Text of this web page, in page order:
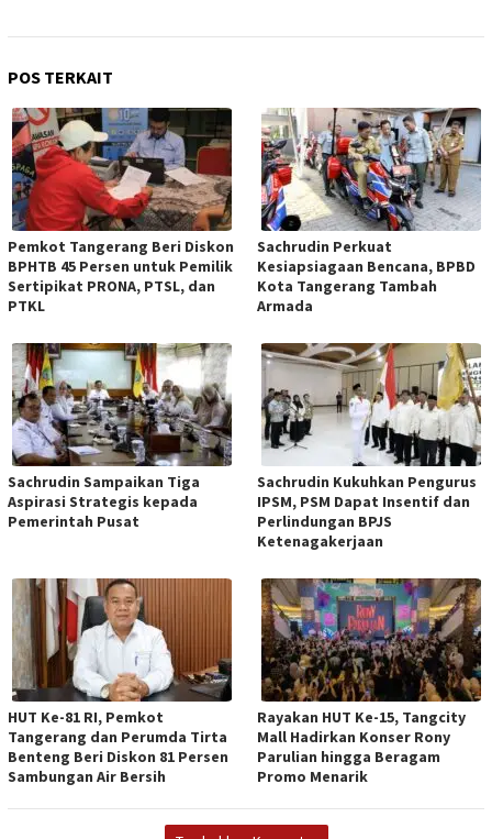
POS TERKAIT
Pemkot Tangerang Beri Diskon
BPHTB 45 Persen untuk Pemilik
Sertipikat PRONA, PTSL, dan
PTKL
Sachrudin Perkuat
Kesiapsiagaan Bencana, BPBD
Kota Tangerang Tambah
Armada
Sachrudin Sampaikan Tiga
Aspirasi Strategis kepada
Pemerintah Pusat
Sachrudin Kukuhkan Pengurus
IPSM, PSM Dapat Insentif dan
Perlindungan BPJS
Ketenagakerjaan
HUT Ke-81 RI, Pemkot
Tangerang dan Perumda Tirta
Benteng Beri Diskon 81 Persen
Sambungan Air Bersih
Rayakan HUT Ke-15, Tangcity
Mall Hadirkan Konser Rony
Parulian hingga Beragam
Promo Menarik